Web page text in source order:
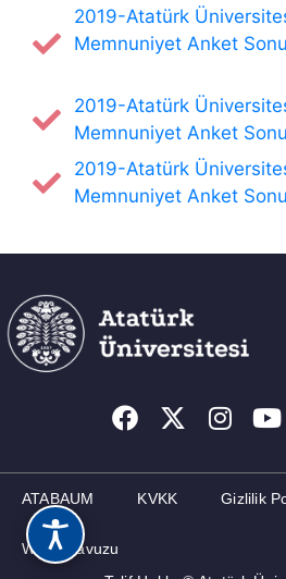
BILGI BANKASI
MEZUNLAR
İLETIŞIM
2019-Atatürk
Memnuniyet Anket
2019-Atatürk
Memnuniyet Anket
2019-Atatürk
Memnuniyet Anket
ATABAUM KVKK Gizlilik
Web Kılavuzu